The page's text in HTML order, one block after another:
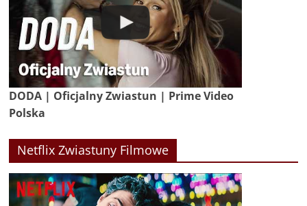
DODA | Oficjalny Zwiastun | Prime Video
Polska
Netflix Zwiastuny Filmowe